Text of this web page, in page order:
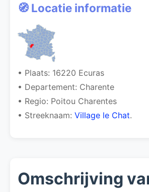
🧭 Locatie informatie
• Plaats: 16220 Ecuras
• Departement: Charente
• Regio: Poitou Charentes
• Streeknaam: Village le Chat.
Omschrijving